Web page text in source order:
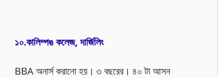
১০.কালিম্পঙ কলেজ, দার্জিলিং
BBA অনার্স করানো হয়। ৩ বছরের। ৪০ টা আসন